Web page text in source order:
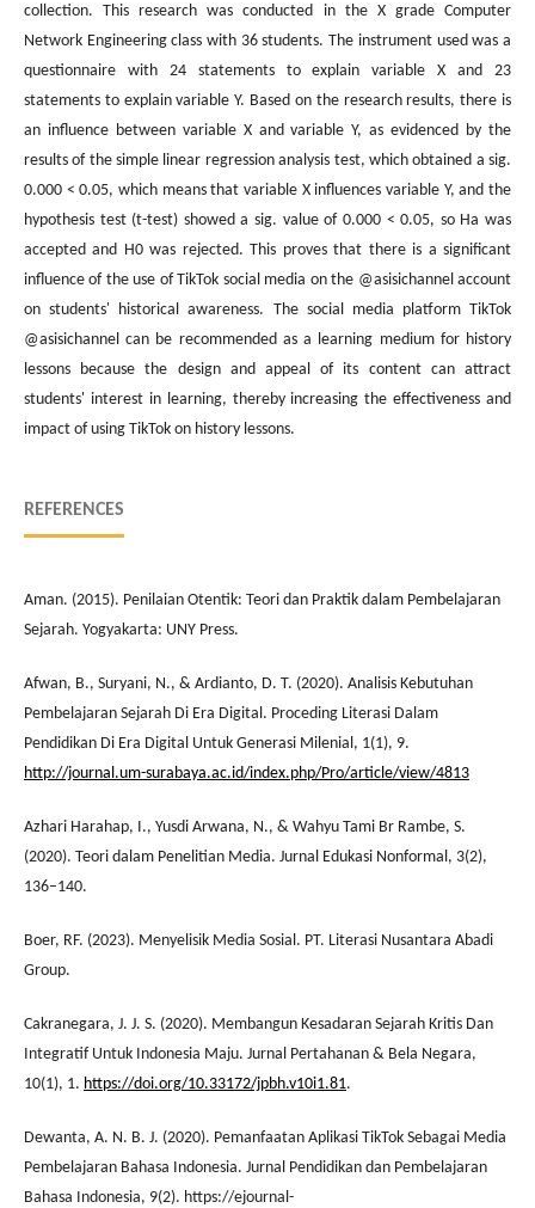
collection. This research was conducted in the X grade Computer
Network Engineering class with 36 students. The instrument used was a
questionnaire with 24 statements to explain variable X and 23
statements to explain variable Y. Based on the research results, there is
an influence between variable X and variable Y, as evidenced by the
results of the simple linear regression analysis test, which obtained a sig.
0.000 ˂ 0.05, which means that variable X influences variable Y, and the
hypothesis test (t-test) showed a sig. value of 0.000 ˂ 0.05, so Ha was
accepted and H0 was rejected. This proves that there is a significant
influence of the use of TikTok social media on the @asisichannel account
on students' historical awareness. The social media platform TikTok
@asisichannel can be recommended as a learning medium for history
lessons because the design and appeal of its content can attract
students' interest in learning, thereby increasing the effectiveness and
impact of using TikTok on history lessons.
REFERENCES
Aman. (2015). Penilaian Otentik: Teori dan Praktik dalam Pembelajaran
Sejarah. Yogyakarta: UNY Press.
Afwan, B., Suryani, N., & Ardianto, D. T. (2020). Analisis Kebutuhan
Pembelajaran Sejarah Di Era Digital. Proceding Literasi Dalam
Pendidikan Di Era Digital Untuk Generasi Milenial, 1(1), 9.
http://journal.um-surabaya.ac.id/index.php/Pro/article/view/4813
Azhari Harahap, I., Yusdi Arwana, N., & Wahyu Tami Br Rambe, S.
(2020). Teori dalam Penelitian Media. Jurnal Edukasi Nonformal, 3(2),
136–140.
Boer, RF. (2023). Menyelisik Media Sosial. PT. Literasi Nusantara Abadi
Group.
Cakranegara, J. J. S. (2020). Membangun Kesadaran Sejarah Kritis Dan
Integratif Untuk Indonesia Maju. Jurnal Pertahanan & Bela Negara,
10(1), 1. https://doi.org/10.33172/jpbh.v10i1.81.
Dewanta, A. N. B. J. (2020). Pemanfaatan Aplikasi TikTok Sebagai Media
Pembelajaran Bahasa Indonesia. Jurnal Pendidikan dan Pembelajaran
Bahasa Indonesia, 9(2). https://ejournal-